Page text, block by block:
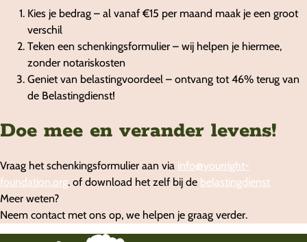
Kies je bedrag – al vanaf €15 per maand maak je een groot
verschil
Teken een schenkingsformulier – wij helpen je hiermee,
zonder notariskosten
Geniet van belastingvoordeel – ontvang tot 46% terug van
de Belastingdienst!
Doe mee en verander levens!
Vraag het schenkingsformulier aan via info@yourright-
foundation.org. of download het zelf bij de belastingdienst
Meer weten?
Neem contact met ons op, we helpen je graag verder.